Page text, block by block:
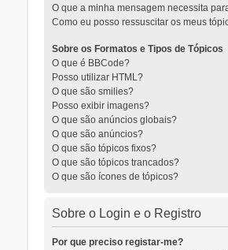
O que a minha mensagem necessita
Como eu posso ressuscitar os meus
Sobre os Formatos e Tipos de Tópicos
O que é BBCode?
Posso utilizar HTML?
O que são smilies?
Posso exibir imagens?
O que são anúncios globais?
O que são anúncios?
O que são tópicos fixos?
O que são tópicos trancados?
O que são ícones de tópicos?
Sobre o Login e o Registro
Por que preciso registar-me?